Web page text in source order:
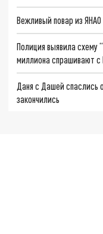
Вежливый повар из
Полиция выявила схему
миллиона спрашивают с
Даня с Дашей спаслись
закончились